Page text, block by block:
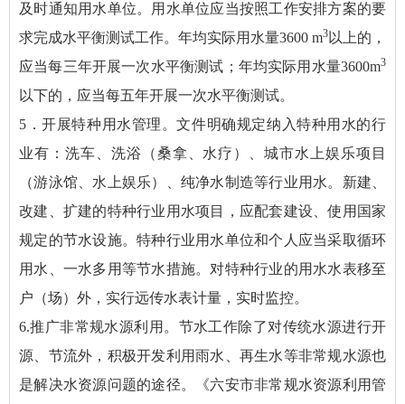
及时通知用水单位。用水单位应当按照工作安排方案的要
求完成水平衡测试工作。年均实际用水量3600 m3 以上的，
应当每三年开展一次水平衡测试；年均实际用水量3600m3
以下的，应当每五年开展一次水平衡测试。
5．开展特种用水管理。文件明确规定纳入特种用水的行
业有：洗车、洗浴（桑拿、水疗）、城市水上娱乐项目
（游泳馆、水上娱乐）、纯净水制造等行业用水。新建、
改建、扩建的特种行业用水项目，应配套建设、使用国家
规定的节水设施。特种行业用水单位和个人应当采取循环
用水、一水多用等节水措施。对特种行业的用水水表移至
户（场）外，实行远传水表计量，实时监控。
6.推广非常规水源利用。节水工作除了对传统水源进行开
源、节流外，积极开发利用雨水、再生水等非常规水源也
是解决水资源问题的途径。《六安市非常规水资源利用管